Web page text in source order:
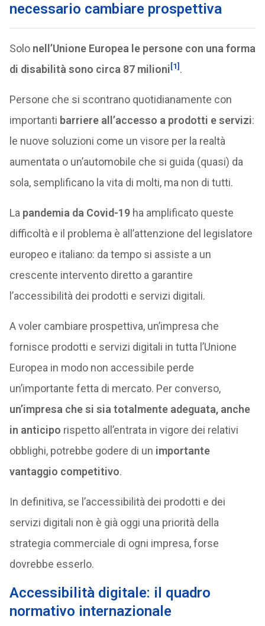
necessario cambiare prospettiva
Solo nell’Unione Europea le persone con una forma
di disabilità sono circa 87 milioni[1] .
Persone che si scontrano quotidianamente con
importanti barriere all’accesso a prodotti e servizi:
le nuove soluzioni come un visore per la realtà
aumentata o un’automobile che si guida (quasi) da
sola, semplificano la vita di molti, ma non di tutti.
La pandemia da Covid-19ha amplificato queste
difficoltà e il problema è all’attenzione del legislatore
europeo e italiano: da tempo si assiste a un
crescente intervento diretto a garantire
l’accessibilità dei prodotti e servizi digitali.
A voler cambiare prospettiva, un’impresa che
fornisce prodotti e servizi digitali in tutta l’Unione
Europea in modo non accessibile perde
un’importante fetta di mercato. Per converso,
un’impresa che si sia totalmente adeguata, anche
in anticipo rispetto all’entrata in vigore dei relativi
obblighi, potrebbe godere di un importante
vantaggio competitivo.
In definitiva, se l’accessibilità dei prodotti e dei
servizi digitali non è già oggi una priorità della
strategia commerciale di ogni impresa, forse
dovrebbe esserlo.
Accessibilità digitale: il quadro
normativo internazionale